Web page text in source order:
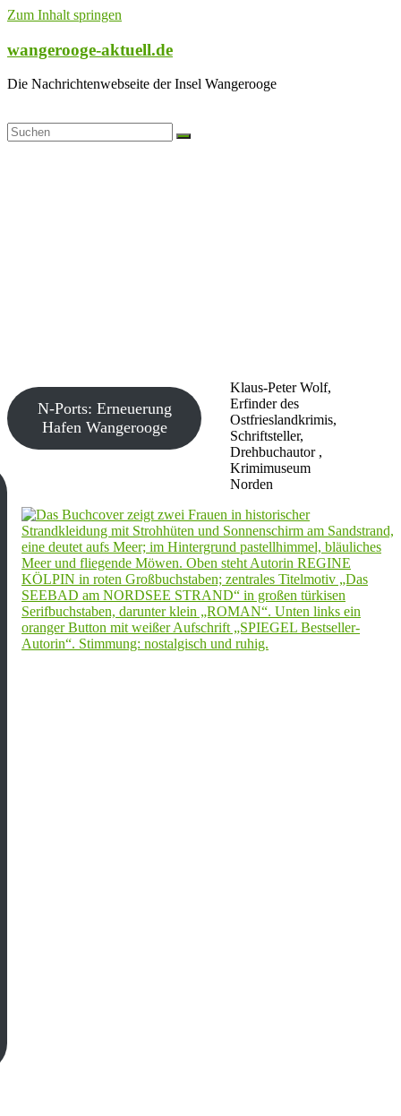
Zum Inhalt springen
wangerooge-aktuell.de
Die Nachrichtenwebseite der Insel Wangerooge
Klaus-Peter Wolf,
Erfinder des
Ostfrieslandkrimis,
Schriftsteller,
Drehbuchautor ,
Krimimuseum
Norden
N-Ports: Erneuerung
Hafen Wangerooge